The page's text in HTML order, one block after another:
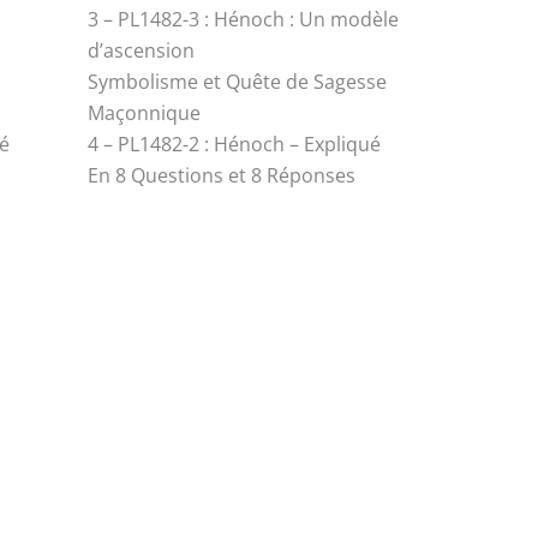
3 – PL1482-3 : Hénoch : Un modèle
d’ascension
Symbolisme et Quête de Sagesse
Maçonnique
4 – PL1482-2 : Hénoch – Expliqué
En 8 Questions et 8 Réponses